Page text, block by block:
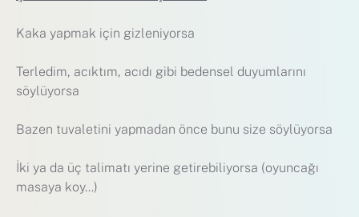
Kaka yapmak için gizleniyorsa
Terledim, acıktım, acıdı gibi bedensel duyumlarını
söylüyorsa
Bazen tuvaletini yapmadan önce bunu size söylüyorsa
İki ya da üç talimatı yerine getirebiliyorsa (oyuncağı
masaya koy…)